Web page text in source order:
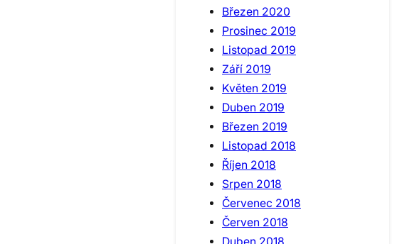
Březen 2020
Prosinec 2019
Listopad 2019
Září 2019
Květen 2019
Duben 2019
Březen 2019
Listopad 2018
Říjen 2018
Srpen 2018
Červenec 2018
Červen 2018